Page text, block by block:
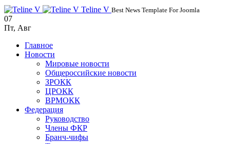
Teline V Best News Template For Joomla
07
Пт, Авг
Главное
Новости
Мировые новости
Общероссийские новости
ЗРОКК
ЦРОКК
ВРМОКК
Федерация
Руководство
Члены ФКР
Бранч-чифы